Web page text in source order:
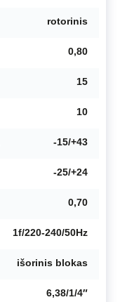
rotorinis
0,80
15
10
-15/+43
-25/+24
0,70
1f/220-240/50Hz
išorinis blokas
6,38/1/4″